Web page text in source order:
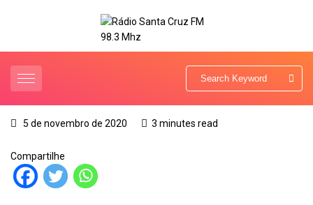
5 de novembro de 2020 3 minutes read
Compartilhe